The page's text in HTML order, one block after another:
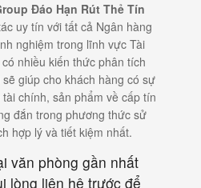
Đáo Hạn Rút Thẻ Tín
uy tín với tất cả Ngân hàng
nghiệm trong lĩnh vực Tài
nhiều kiến thức phân tích
giúp cho khách hàng có sự
chính, sản phẩm về cấp tín
đắn trong phương thức sử
hợp lý và tiết kiệm nhất.
văn phòng gần nhất
lòng liên hệ trước để